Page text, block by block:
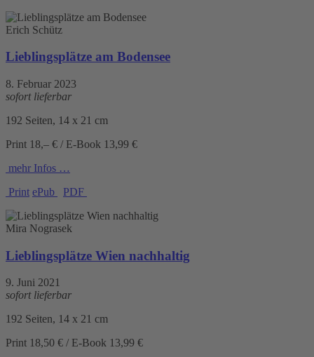
Erich Schütz
Lieblingsplätze am Bodensee
8. Februar 2023
sofort lieferbar
192 Seiten, 14 x 21 cm
Print 18,– € / E-Book 13,99 €
mehr Infos …
Print ePub PDF
Mira Nograsek
Lieblingsplätze Wien nachhaltig
9. Juni 2021
sofort lieferbar
192 Seiten, 14 x 21 cm
Print 18,50 € / E-Book 13,99 €